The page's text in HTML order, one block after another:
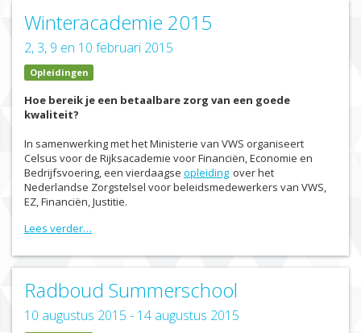
Winteracademie 2015
2, 3, 9 en 10 februari 2015
Opleidingen
Hoe bereik je een betaalbare zorg van een goede
kwaliteit?
In samenwerking met het Ministerie van VWS organiseert
Celsus voor de Rijksacademie voor Financiën, Economie en
Bedrijfsvoering, een vierdaagse opleiding over het
Nederlandse Zorgstelsel voor beleidsmedewerkers van VWS,
EZ, Financiën, Justitie.
Lees verder…
Radboud Summerschool
10 augustus 2015 - 14 augustus 2015